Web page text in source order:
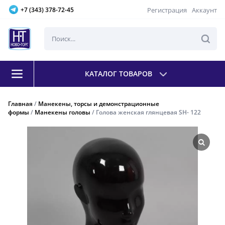
+7 (343) 378-72-45 Регистрация Аккаунт
КАТАЛОГ ТОВАРОВ
Главная / Манекены, торсы и демонстрационные
формы / Манекены головы / Голова женская глянцевая SH- 122